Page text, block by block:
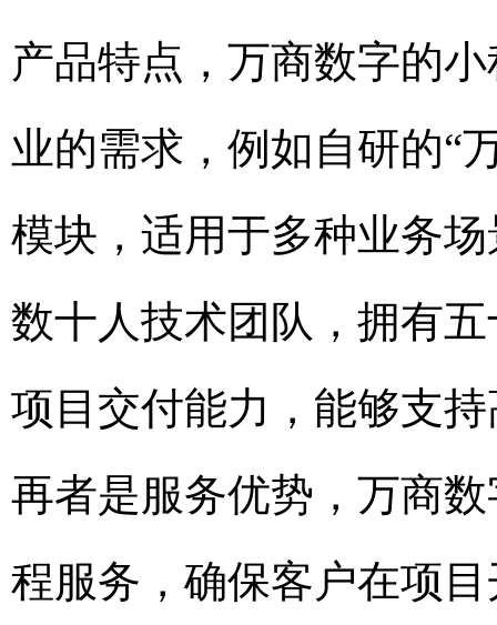
产品特点，万商数字的
业的需求，例如自研的“
模块，适用于多种业务
数十人技术团队，拥有
项目交付能力，能够支
再者是服务优势，万商
程服务，确保客户在项